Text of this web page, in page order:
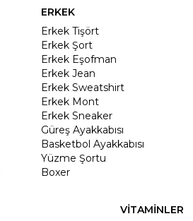
ERKEK
Erkek Tişört
Erkek Şort
Erkek Eşofman
Erkek Jean
Erkek Sweatshirt
Erkek Mont
Erkek Sneaker
Güreş Ayakkabısı
Basketbol Ayakkabısı
Yüzme Şortu
Boxer
VİTAMİNLER